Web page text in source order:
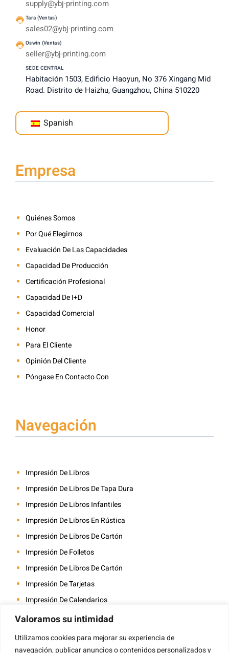
Valoramos su intimidad
Utilizamos cookies para mejorar su experiencia de
navegación, publicar anuncios o contenidos personalizados y
supply@ybj-printing.com
Tara (Ventas)
sales02@ybj-printing.com
Oswin (Ventas)
seller@ybj-printing.com
SEDE CENTRAL
Habitación 1503, Edificio Haoyun, No 376 Xingang Mid
Road. Distrito de Haizhu, Guangzhou, China 510220
Spanish
Empresa
Quiénes Somos
Por Qué Elegirnos
Evaluación De Las Capacidades
Capacidad De Producción
Certificación Profesional
Capacidad De I+D
Capacidad Comercial
Honor
Para El Cliente
Opinión Del Cliente
Póngase En Contacto Con
Navegación
Impresión De Libros
Impresión De Libros De Tapa Dura
Impresión De Libros Infantiles
Impresión De Libros En Rústica
Impresión De Libros De Cartón
Impresión De Folletos
Impresión De Libros De Cartón
Impresión De Tarjetas
Impresión De Calendarios
Impresión De Libros Para Colorear
Impresión De Revistas
Impresión De Álbumes De Fotos